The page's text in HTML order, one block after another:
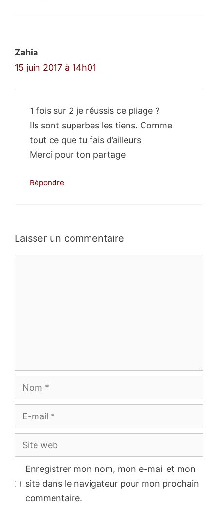
Zahia
15 juin 2017 à 14h01
1 fois sur 2 je réussis ce pliage ?
Ils sont superbes les tiens. Comme
tout ce que tu fais d’ailleurs
Merci pour ton partage
Répondre
Laisser un commentaire
Nom
E-
mail
Site
web
Enregistrer mon nom, mon e-mail et mon
site dans le navigateur pour mon prochain
commentaire.